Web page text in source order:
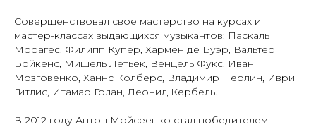
Совершенствовал свое мастерство на курсах и
мастер-классах выдающихся музыкантов: Паскаль
Морагес, Филипп Купер, Хармен де Буэр, Вальтер
Бойкенс, Мишель Летьек, Венцель Фукс, Иван
Мозговенко, Ханнс Колберс, Владимир Перлин, Иври
Гитлис, Итамар Голан, Леонид Кербель.
В 2012 году Антон Мойсеенко стал победителем